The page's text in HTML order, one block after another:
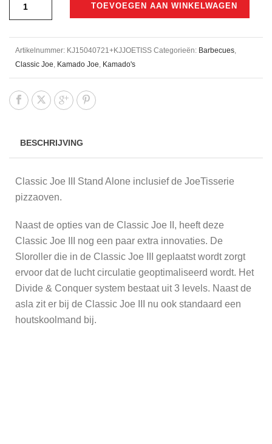
TOEVOEGEN AAN WINKELWAGEN
Artikelnummer: KJ15040721+KJJOETISS Categorieën: Barbecues
Classic Joe Kamado Joe Kamado's
BESCHRIJVING
Classic Joe III Stand Alone inclusief de JoeTisserie
pizzaoven.
Naast de opties van de Classic Joe II, heeft deze
Classic Joe III nog een paar extra innovaties. De
Sloroller die in de Classic Joe III geplaatst wordt zorgt
ervoor dat de lucht circulatie geoptimaliseerd wordt. Het
Divide & Conquer system bestaat uit 3 levels. Naast de
asla zit er bij de Classic Joe III nu ook standaard een
houtskoolmand bij.